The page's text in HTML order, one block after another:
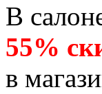
В
55%
в